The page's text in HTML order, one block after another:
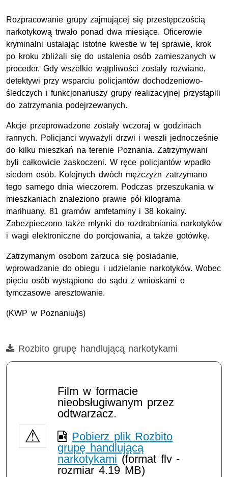
Rozpracowanie grupy zajmującej się przestępczością
narkotykową trwało ponad dwa miesiące. Oficerowie
kryminalni ustalając istotne kwestie w tej sprawie, krok
po kroku zbliżali się do ustalenia osób zamieszanych w
proceder. Gdy wszelkie wątpliwości zostały rozwiane,
detektywi przy wsparciu policjantów dochodzeniowo-
śledczych i funkcjonariuszy grupy realizacyjnej przystąpili
do zatrzymania podejrzewanych.
Akcje przeprowadzone zostały wczoraj w godzinach
rannych. Policjanci wyważyli drzwi i weszli jednocześnie
do kilku mieszkań na terenie Poznania. Zatrzymywani
byli całkowicie zaskoczeni. W ręce policjantów wpadło
siedem osób. Kolejnych dwóch mężczyzn zatrzymano
tego samego dnia wieczorem. Podczas przeszukania w
mieszkaniach znaleziono prawie pół kilograma
marihuany, 81 gramów amfetaminy i 38 kokainy.
Zabezpieczono także młynki do rozdrabniania narkotyków
i wagi elektroniczne do porcjowania, a także gotówkę.
Zatrzymanym osobom zarzuca się posiadanie,
wprowadzanie do obiegu i udzielanie narkotyków. Wobec
pięciu osób wystąpiono do sądu z wnioskami o
tymczasowe aresztowanie.
(KWP w Poznaniu/js)
Film
Rozbito grupę handlującą narkotykami
Film w formacie
nieobsługiwanym przez
odtwarzacz.
Pobierz plik Rozbito
grupę handlującą
narkotykami (format flv -
rozmiar 4.19 MB)